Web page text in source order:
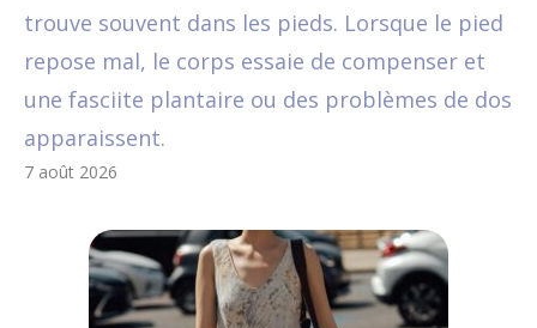
trouve souvent dans les pieds. Lorsque le pied
repose mal, le corps essaie de compenser et
une fasciite plantaire ou des problèmes de dos
apparaissent.
7 août 2026